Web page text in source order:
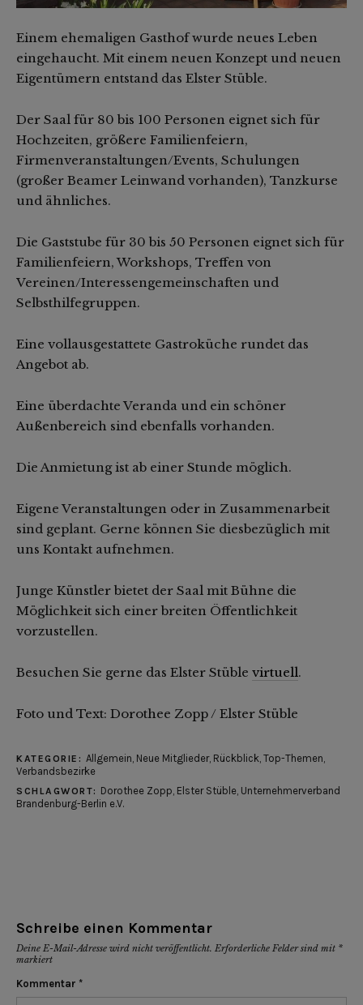
Einem ehemaligen Gasthof wurde neues Leben
eingehaucht. Mit einem neuen Konzept und neuen
Eigentümern entstand das Elster Stüble.
Der Saal für 80 bis 100 Personen eignet sich für
Hochzeiten, größere Familienfeiern,
Firmenveranstaltungen/Events, Schulungen
(großer Beamer Leinwand vorhanden), Tanzkurse
und ähnliches.
Die Gaststube für 30 bis 50 Personen eignet sich für
Familienfeiern, Workshops, Treffen von
Vereinen/Interessengemeinschaften und
Selbsthilfegruppen.
Eine vollausgestattete Gastroküche rundet das
Angebot ab.
Eine überdachte Veranda und ein schöner
Außenbereich sind ebenfalls vorhanden.
Die Anmietung ist ab einer Stunde möglich.
Eigene Veranstaltungen oder in Zusammenarbeit
sind geplant. Gerne können Sie diesbezüglich mit
uns Kontakt aufnehmen.
Junge Künstler bietet der Saal mit Bühne die
Möglichkeit sich einer breiten Öffentlichkeit
vorzustellen.
Besuchen Sie gerne das Elster Stüble virtuell.
Foto und Text: Dorothee Zopp / Elster Stüble
KATEGORIE: Allgemein, Neue Mitglieder, Rückblick, Top-Themen,
Verbandsbezirke
SCHLAGWORT: Dorothee Zopp, Elster Stüble, Unternehmerverband
Brandenburg-Berlin e.V.
Schreibe einen Kommentar
Deine E-Mail-Adresse wird nicht veröffentlicht. Erforderliche Felder sind mit *
markiert
Kommentar *